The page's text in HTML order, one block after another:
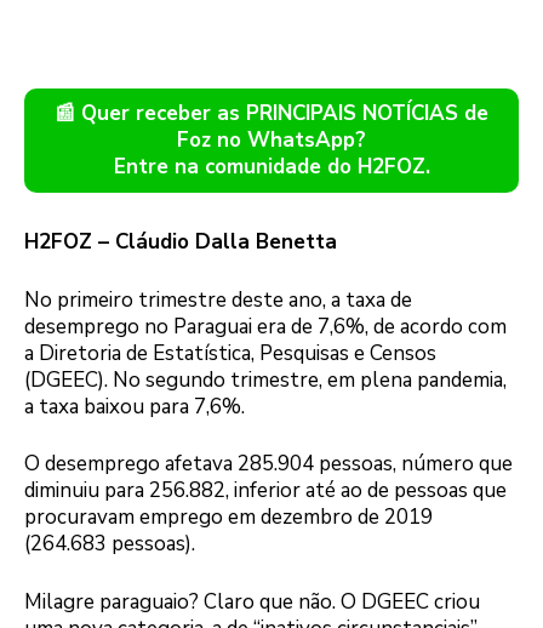
📰 Quer receber as PRINCIPAIS NOTÍCIAS de
Foz no WhatsApp?
Entre na comunidade do H2FOZ.
H2FOZ – Cláudio Dalla Benetta
No primeiro trimestre deste ano, a taxa de
desemprego no Paraguai era de 7,6%, de acordo com
a Diretoria de Estatística, Pesquisas e Censos
(DGEEC). No segundo trimestre, em plena pandemia,
a taxa baixou para 7,6%.
O desemprego afetava 285.904 pessoas, número que
diminuiu para 256.882, inferior até ao de pessoas que
procuravam emprego em dezembro de 2019
(264.683 pessoas).
Milagre paraguaio? Claro que não. O DGEEC criou